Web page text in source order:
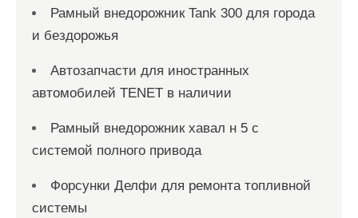
Рамный внедорожник Tank 300 для города
и бездорожья
Автозапчасти для иностранных
автомобилей TENET в наличии
Рамный внедорожник хавал н 5 с
системой полного привода
Форсунки Делфи для ремонта топливной
системы